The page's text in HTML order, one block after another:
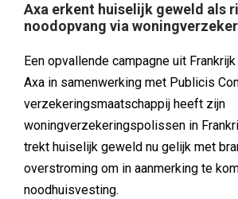
Axa erkent huiselijk geweld als
noodopvang via
Een opvallende campagne uit
Axa in samenwerking met Publicis
verzekeringsmaatschappij heeft zijn
woningverzekeringspolissen in
trekt huiselijk geweld nu gelijk met
overstroming om in aanmerking te
noodhuisvesting.